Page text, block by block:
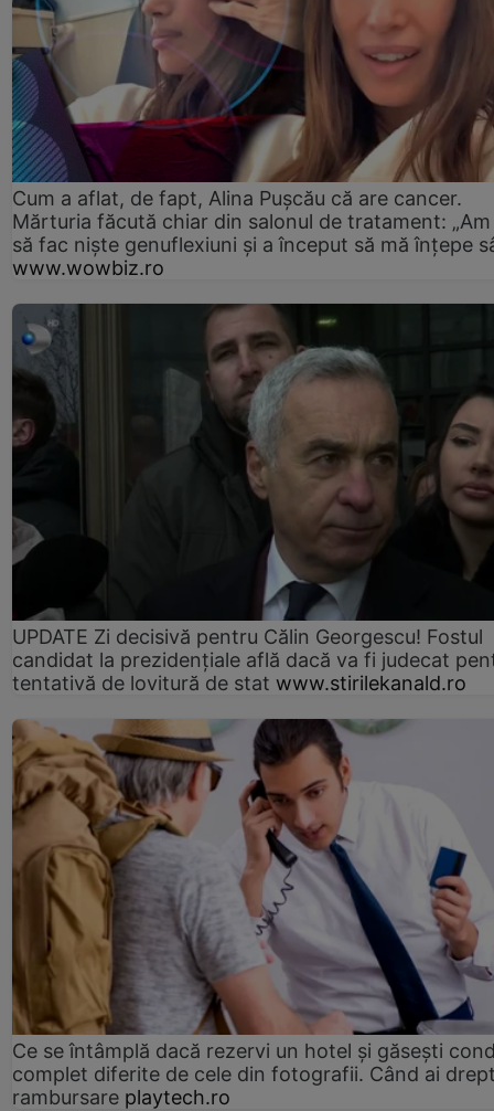
Cum a aflat, de fapt, Alina Pușcău că are cancer.
Mărturia făcută chiar din salonul de tratament:
să fac niște genuflexiuni și a început să mă înțepe
www.wowbiz.ro
UPDATE Zi decisivă pentru Călin Georgescu! Fostul
candidat la prezidențiale află dacă va fi judecat
tentativă de lovitură de stat www.stirilekanald.ro
Ce se întâmplă dacă rezervi un hotel și găsești
complet diferite de cele din fotografii. Când ai
rambursare playtech.ro